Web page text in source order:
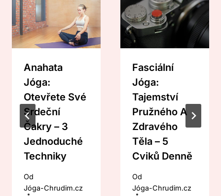
Anahata
Jóga:
Otevřete Své
Srdeční
Čakry – 3
Jednoduché
Techniky
Od
Jóga-Chrudim.cz
Fasciální
Jóga:
Tajemství
Pružného A
Zdravého
Těla – 5
Cviků Denně
Od
Jóga-Chrudim.cz